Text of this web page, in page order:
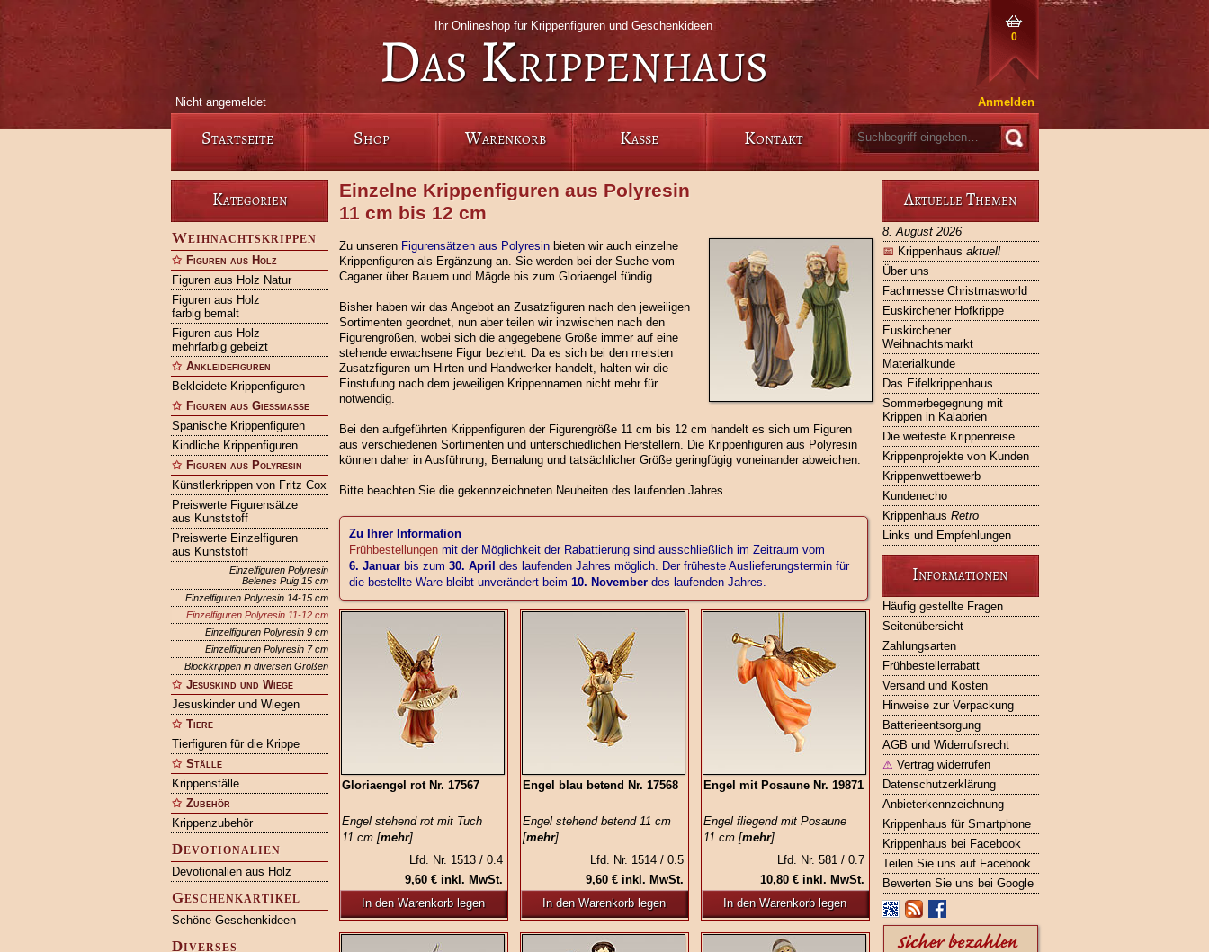
0
Ihr Onlineshop für Krippenfiguren und Geschenkideen
Das Krippenhaus
Nicht angemeldet Anmelden
Startseite Shop Warenkorb Kasse Kontakt
Kategorien
Weihnachtskrippen
Figuren aus Holz
Figuren aus Holz Natur
Figuren aus Holz
farbig bemalt
Figuren aus Holz
mehrfarbig gebeizt
Ankleidefiguren
Bekleidete Krippenfiguren
Figuren aus Gießmasse
Spanische Krippenfiguren
Kindliche Krippenfiguren
Figuren aus Polyresin
Künstlerkrippen von Fritz Cox
Preiswerte Figurensätze
aus Kunststoff
Preiswerte Einzelfiguren
aus Kunststoff
Einzelfiguren Polyresin
Belenes Puig 15 cm
Einzelfiguren Polyresin 14-15 cm
Einzelfiguren Polyresin 11-12 cm
Einzelfiguren Polyresin 9 cm
Einzelfiguren Polyresin 7 cm
Blockkrippen in diversen Größen
Jesuskind und Wiege
Jesuskinder und Wiegen
Tiere
Tierfiguren für die Krippe
Ställe
Krippenställe
Zubehör
Krippenzubehör
Devotionalien
Devotionalien aus Holz
Geschenkartikel
Schöne Geschenkideen
Diverses
Aktuelle Themen
8. August 2026
📅 Krippenhaus aktuell
Über uns
Fachmesse Christmasworld
Euskirchener Hofkrippe
Euskirchener
Weihnachtsmarkt
Materialkunde
Das Eifelkrippenhaus
Sommerbegegnung mit
Krippen in Kalabrien
Die weiteste Krippenreise
Krippenprojekte von Kunden
Krippenwettbewerb
Kundenecho
Krippenhaus Retro
Links und Empfehlungen
Informationen
Häufig gestellte Fragen
Seitenübersicht
Zahlungsarten
Frühbestellerrabatt
Versand und Kosten
Hinweise zur Verpackung
Batterieentsorgung
AGB und Widerrufsrecht
⚠ Vertrag widerrufen
Datenschutzerklärung
Anbieterkennzeichnung
Krippenhaus für Smartphone
Krippenhaus bei Facebook
Teilen Sie uns auf Facebook
Bewerten Sie uns bei Google
Einzelne Krippenfiguren aus Polyresin
11 cm bis 12 cm
Zu unseren Figurensätzen aus Polyresinbieten wir auch einzelne
Krippenfiguren als Ergänzung an. Sie werden bei der Suche vom
Caganer über Bauern und Mägde bis zum Gloriaengel fündig.
Bisher haben wir das Angebot an Zusatzfiguren nach den jeweiligen
Sortimenten geordnet, nun aber teilen wir inzwischen nach den
Figurengrößen, wobei sich die angegebene Größe immer auf eine
stehende erwachsene Figur bezieht. Da es sich bei den meisten
Zusatzfiguren um Hirten und Handwerker handelt, halten wir die
Einstufung nach dem jeweiligen Krippennamen nicht mehr für
notwendig.
Bei den aufgeführten Krippenfiguren der Figurengröße 11 cm bis 12 cm handelt es sich um Figuren
aus verschiedenen Sortimenten und unterschiedlichen Herstellern. Die Krippenfiguren aus Polyresin
können daher in Ausführung, Bemalung und tatsächlicher Größe geringfügig voneinander abweichen.
Bitte beachten Sie die gekennzeichneten Neuheiten des laufenden Jahres.
Zu Ihrer Information
Frühbestellungenmit der Möglichkeit der Rabattierung sind ausschließlich im Zeitraum vom
6. Januarbis zum 30. April des laufenden Jahres möglich. Der früheste Auslieferungstermin für
die bestellte Ware bleibt unverändert beim 10. Novemberdes laufenden Jahres.
Gloriaengel rot Nr. 17567
Engel stehend rot mit Tuch
11 cm [mehr]
Lfd. Nr. 1513 / 0.4
9,60 € inkl. MwSt.
In den Warenkorb legen
Engel blau betend Nr. 17568
Engel stehend betend 11 cm
[mehr]
Lfd. Nr. 1514 / 0.5
9,60 € inkl. MwSt.
In den Warenkorb legen
Engel mit Posaune Nr. 19871
Engel fliegend mit Posaune
11 cm [mehr]
Lfd. Nr. 581 / 0.7
10,80 € inkl. MwSt.
In den Warenkorb legen